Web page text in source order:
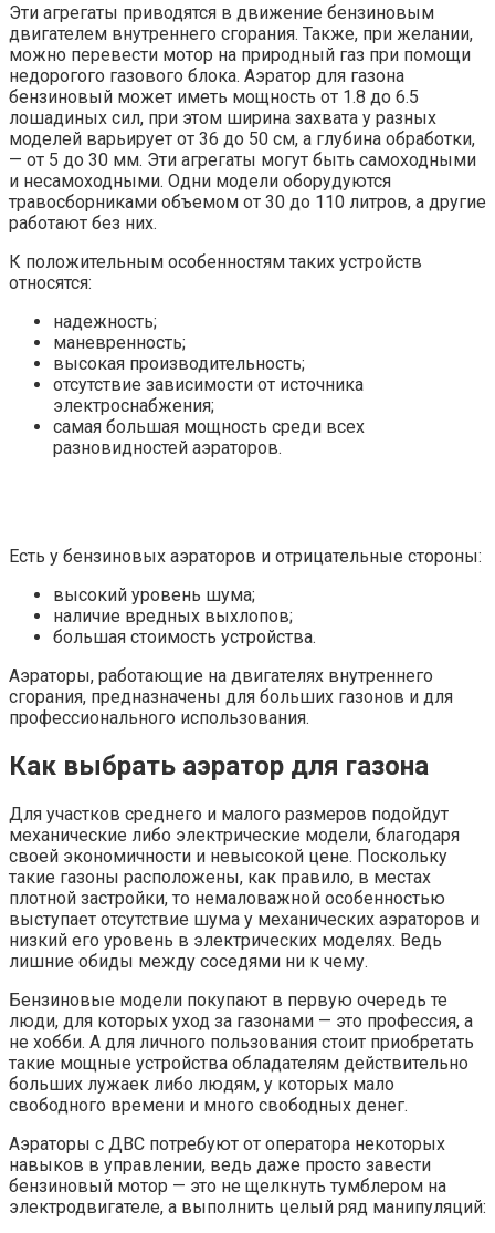
Эти агрегаты приводятся в движение бензиновым
двигателем внутреннего сгорания. Также, при желании,
можно перевести мотор на природный газ при помощи
недорогого газового блока. Аэратор для газона
бензиновый может иметь мощность от 1.8 до 6.5
лошадиных сил, при этом ширина захвата у разных
моделей варьирует от 36 до 50 см, а глубина обработки,
— от 5 до 30 мм. Эти агрегаты могут быть самоходными
и несамоходными. Одни модели оборудуются
травосборниками объемом от 30 до 110 литров, а другие
работают без них.
К положительным особенностям таких устройств
относятся:
надежность;
маневренность;
высокая производительность;
отсутствие зависимости от источника
электроснабжения;
самая большая мощность среди всех
разновидностей аэраторов.
Есть у бензиновых аэраторов и отрицательные стороны:
высокий уровень шума;
наличие вредных выхлопов;
большая стоимость устройства.
Аэраторы, работающие на двигателях внутреннего
сгорания, предназначены для больших газонов и для
профессионального использования.
Как выбрать аэратор для газона
Для участков среднего и малого размеров подойдут
механические либо электрические модели, благодаря
своей экономичности и невысокой цене. Поскольку
такие газоны расположены, как правило, в местах
плотной застройки, то немаловажной особенностью
выступает отсутствие шума у механических аэраторов и
низкий его уровень в электрических моделях. Ведь
лишние обиды между соседями ни к чему.
Бензиновые модели покупают в первую очередь те
люди, для которых уход за газонами — это профессия, а
не хобби. А для личного пользования стоит приобретать
такие мощные устройства обладателям действительно
больших лужаек либо людям, у которых мало
свободного времени и много свободных денег.
Аэраторы с ДВС потребуют от оператора некоторых
навыков в управлении, ведь даже просто завести
бензиновый мотор — это не щелкнуть тумблером на
электродвигателе, а выполнить целый ряд манипуляций: